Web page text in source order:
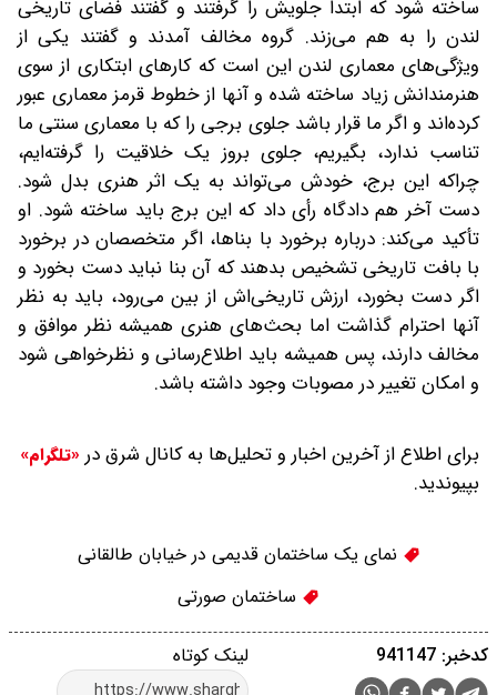
ساخته شود که ابتدا جلویش را گرفتند و گفتند فضای تاریخی
لندن را به هم می‌زند. گروه مخالف آمدند و گفتند یکی از
ویژگی‌های معماری لندن این است که کارهای ابتکاری از سوی
هنرمندانش زیاد ساخته شده و آنها از خطوط قرمز معماری عبور
کرده‌اند و اگر ما قرار باشد جلوی برجی را که با معماری سنتی ما
تناسب ندارد، بگیریم، جلوی بروز یک خلاقیت را گرفته‌ایم،
چراکه این برج، خودش می‌تواند به یک اثر هنری بدل شود.
دست آخر هم دادگاه رأی داد که این برج باید ساخته شود. او
تأکید می‌کند: درباره برخورد با بناها، اگر متخصصان در برخورد
با بافت تاریخی تشخیص بدهند که آن بنا نباید دست بخورد و
اگر دست بخورد، ارزش تاریخی‌اش از بین می‌رود، باید به نظر
آنها احترام گذاشت اما بحث‌های هنری همیشه نظر موافق و
مخالف دارند، پس همیشه باید اطلاع‌رسانی و نظرخواهی شود
و امکان تغییر در مصوبات وجود داشته باشد.
برای اطلاع از آخرین اخبار و تحلیل‌ها به کانال شرق در «تلگرام»
بپیوندید.
نمای یک ساختمان قدیمی در خیابان طالقانی
ساختمان صورتی
لینک کوتاه کدخبر: 941147